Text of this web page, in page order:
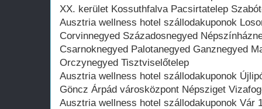
XX. kerület Kossuthfalva Pacsirtatelep
Ausztria wellness hotel szállodakuponok
Corvinnegyed Századosnegyed
Csarnoknegyed Palotanegyed Ganznegyed
Orczynegyed Tisztviselőtelep
Ausztria wellness hotel szállodakuponok
Göncz Árpád városközpont Népsziget
Ausztria wellness hotel szállodakuponok Vár